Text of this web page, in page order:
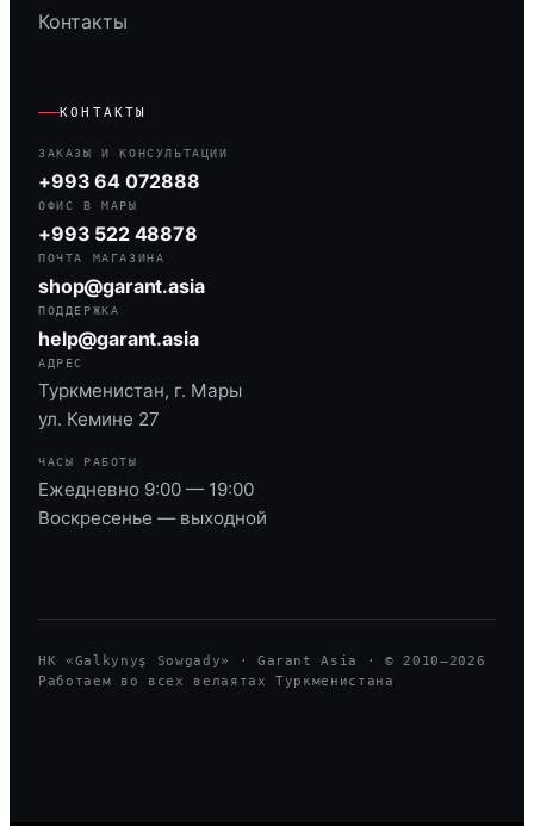
Контакты
КОНТАКТЫ
ЗАКАЗЫ И КОНСУЛЬТАЦИИ
+993 64 072888
ОФИС В МАРЫ
+993 522 48878
ПОЧТА МАГАЗИНА
shop@garant.asia
ПОДДЕРЖКА
help@garant.asia
АДРЕС
Туркменистан, г. Мары
ул. Кемине 27
ЧАСЫ РАБОТЫ
Ежедневно 9:00 — 19:00
Воскресенье — выходной
HK «Galkynyş Sowgady» · Garant Asia · © 2010—2026
Работаем во всех велаятах Туркменистана